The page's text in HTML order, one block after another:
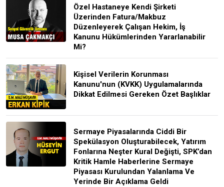
Özel Hastaneye Kendi Şirketi
Üzerinden Fatura/Makbuz
Düzenleyerek Çalışan Hekim, İş
Kanunu Hükümlerinden Yararlanabilir
Mi?
Kişisel Verilerin Korunması
Kanunu'nun (KVKK) Uygulamalarında
Dikkat Edilmesi Gereken Özet Başlıklar
Sermaye Piyasalarında Ciddi Bir
Spekülasyon Oluşturabilecek, Yatırım
Fonlarına Neşter Kural Değişti, SPK’dan
Kritik Hamle Haberlerine Sermaye
Piyasası Kurulundan Yalanlama Ve
Yerinde Bir Açıklama Geldi